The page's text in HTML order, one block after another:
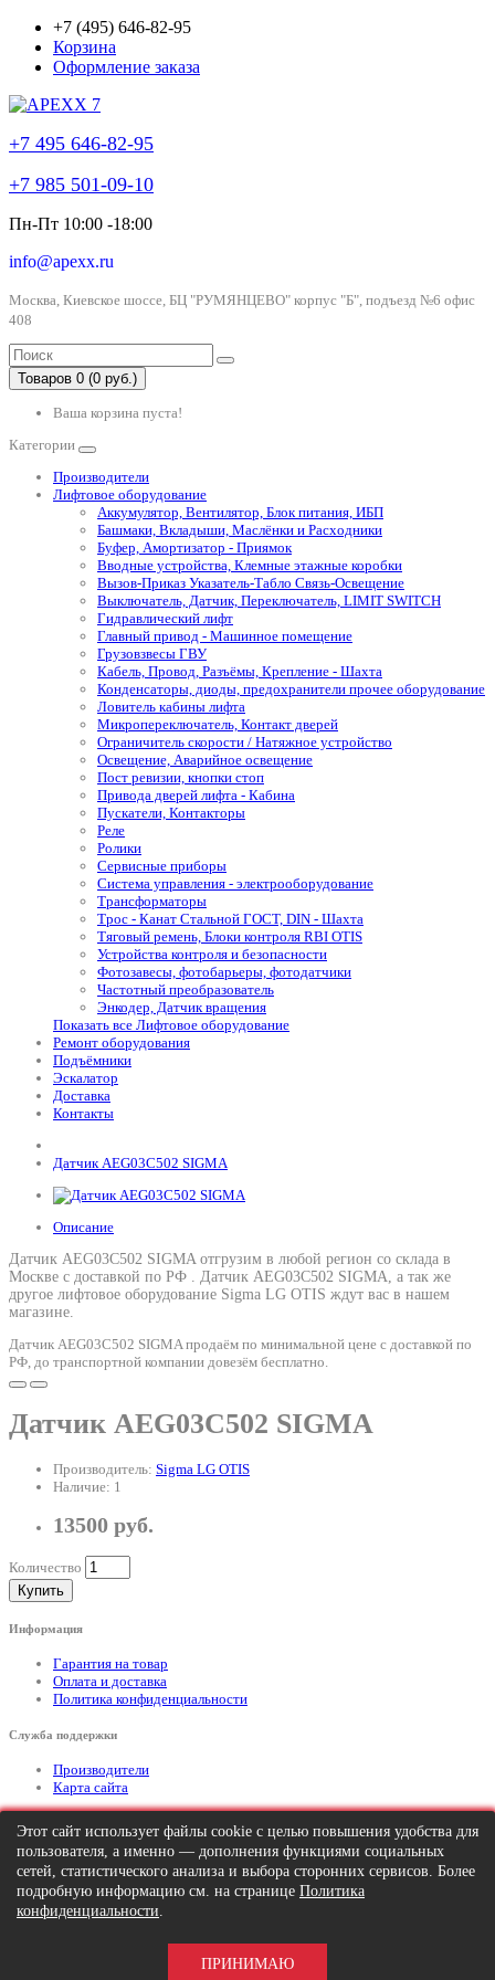
+7 (495) 646-82-95
Корзина
Оформление заказа
+7 495 646-82-95
+7 985 501-09-10
Пн-Пт 10:00 -18:00
info@apexx.ru
Москва, Киевское шоссе, БЦ "РУМЯНЦЕВО" корпус "Б", подъезд №6 офис
408
Товаров 0 (0 руб.)
Ваша корзина пуста!
Категории
Производители
Лифтовое оборудование
Аккумулятор, Вентилятор, Блок питания, ИБП
Башмаки, Вкладыши, Маслёнки и Расходники
Буфер, Амортизатор - Приямок
Вводные устройства, Клемные этажные коробки
Вызов-Приказ Указатель-Табло Связь-Освещение
Выключатель, Датчик, Переключатель, LIMIT SWITCH
Гидравлический лифт
Главный привод - Машинное помещение
Грузовзвесы ГВУ
Кабель, Провод, Разъёмы, Крепление - Шахта
Конденсаторы, диоды, предохранители прочее оборудование
Ловитель кабины лифта
Микропереключатель, Контакт дверей
Ограничитель скорости / Натяжное устройство
Освещение, Аварийное освещение
Пост ревизии, кнопки стоп
Привода дверей лифта - Кабина
Пускатели, Контакторы
Реле
Ролики
Сервисные приборы
Система управления - электрооборудование
Трансформаторы
Трос - Канат Стальной ГОСТ, DIN - Шахта
Тяговый ремень, Блоки контроля RBI OTIS
Устройства контроля и безопасности
Фотозавесы, фотобарьеры, фотодатчики
Частотный преобразователь
Энкодер, Датчик вращения
Показать все Лифтовое оборудование
Ремонт оборудования
Подъёмники
Эскалатор
Доставка
Контакты
Датчик AEG03C502 SIGMA
Описание
Датчик AEG03C502 SIGMA отгрузим в любой регион со склада в
Москве с доставкой по РФ . Датчик AEG03C502 SIGMA, а так же
другое лифтовое оборудование Sigma LG OTIS ждут вас в нашем
магазине.
Датчик AEG03C502 SIGMA продаём по минимальной цене с доставкой по
РФ, до транспортной компании довезём бесплатно.
Датчик AEG03C502 SIGMA
Производитель: Sigma LG OTIS
Наличие: 1
13500 руб.
Количество
Купить
Информация
Гарантия на товар
Оплата и доставка
Политика конфиденциальности
Служба поддержки
Производители
Карта сайта
Дополнительно
Тел: +7 (495) 646-82-95 mailto:info@apexx.ru
Вся информация и цены на товар, размещенные на данном сайте, носят
информационный характер и ни при каких обстоятельствах не является
публичной офертой!
Этот сайт использует файлы cookie с целью повышения удобства для
пользователя, а именно — дополнения функциями социальных
сетей, статистического анализа и выбора сторонних сервисов. Более
подробную информацию см. на странице Политика
конфиденциальности.
ПРИНИМАЮ